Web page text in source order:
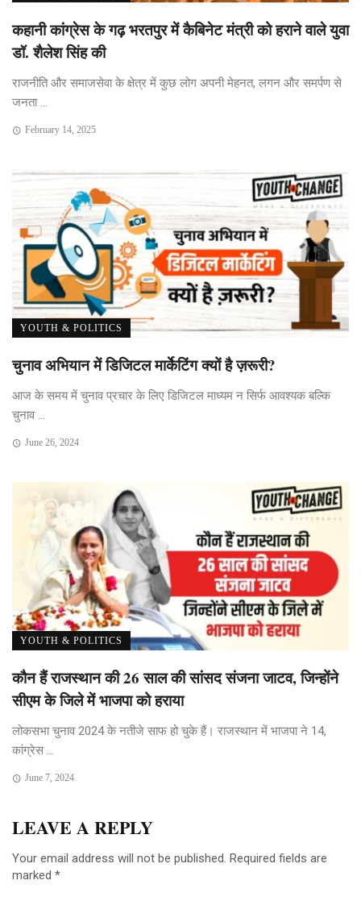
कहानी कांग्रेस के गढ़ भरतपुर में कैबिनेट मंत्री को हराने वाले युवा
डॉ. शैलेश सिंह की
राजनीति और समाजसेवा के क्षेत्र में कुछ लोग अपनी मेहनत, लगन और समर्पण से
जनता ...
February 14, 2025
YOUTH & POLITICS
चुनाव अभियान में डिजिटल मार्केटिंग क्यों है ज़रूरी?
आज के समय में चुनाव प्रचार के लिए डिजिटल माध्यम न सिर्फ आवश्यक बल्कि
चुनाव ...
June 26, 2024
YOUTH & POLITICS
कौन हैं राजस्थान की 26 साल की सांसद संजना जाटव, जिन्होंने
सीएम के जिले में भाजपा को हराया
लोकसभा चुनाव 2024 के नतीजे साफ हो चुके हैं। राजस्थान में भाजपा ने 14,
कांग्रेस ...
June 7, 2024
LEAVE A REPLY
Your email address will not be published. Required fields are
marked *